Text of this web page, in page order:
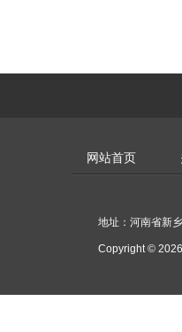
网站首页
地址：河南省
Copyright ©